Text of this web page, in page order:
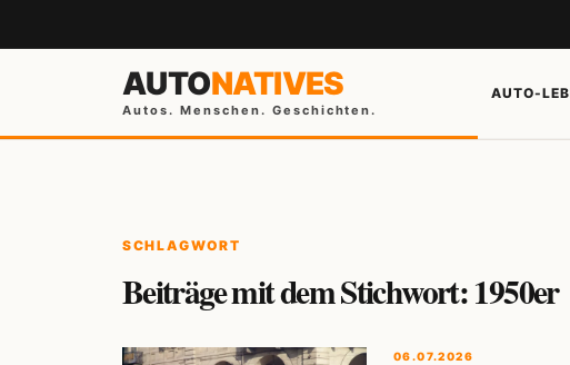
AUTONATIVES
Autos. Menschen. Geschichten.
AUTO-
SCHLAGWORT
Beiträge mit dem Stichwort: 1950er
06.07.2026